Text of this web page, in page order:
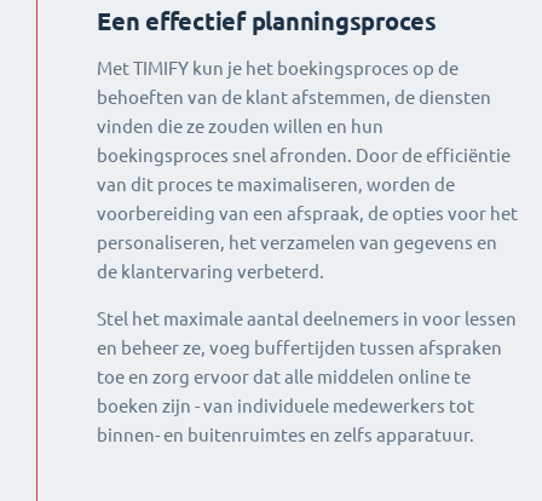
Een effectief planningsproces
Met TIMIFY kun je het boekingsproces op de
behoeften van de klant afstemmen, de diensten
vinden die ze zouden willen en hun
boekingsproces snel afronden. Door de efficiëntie
van dit proces te maximaliseren, worden de
voorbereiding van een afspraak, de opties voor het
personaliseren, het verzamelen van gegevens en
de klantervaring verbeterd.
Stel het maximale aantal deelnemers in voor lessen
en beheer ze, voeg buffertijden tussen afspraken
toe en zorg ervoor dat alle middelen online te
boeken zijn - van individuele medewerkers tot
binnen- en buitenruimtes en zelfs apparatuur.